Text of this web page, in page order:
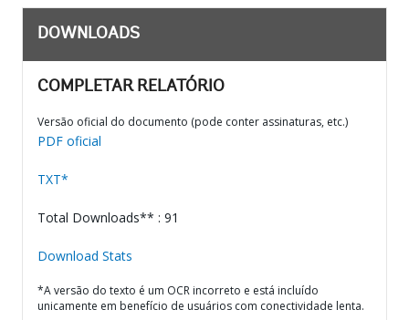
DOWNLOADS
COMPLETAR RELATÓRIO
Versão oficial do documento (pode conter assinaturas, etc.)
PDF oficial
TXT*
Total Downloads** : 91
Download Stats
*A versão do texto é um OCR incorreto e está incluído
unicamente em benefício de usuários com conectividade lenta.